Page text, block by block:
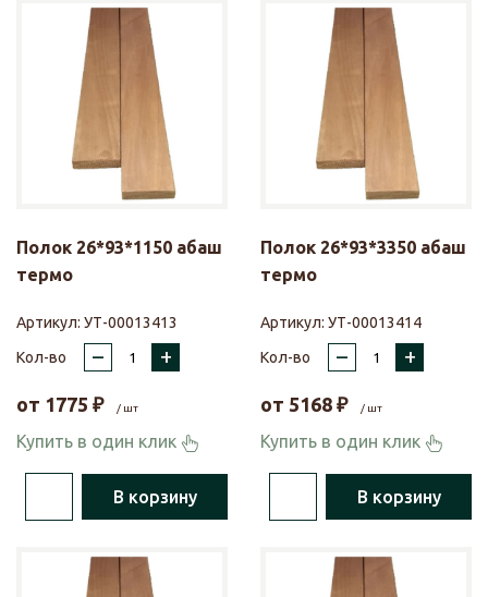
Полок 26*93*1150 абаш
термо
Артикул: УТ-00013413
Кол-во
– +
от 1775 ₽ / шт
Купить в один клик
В корзину
Полок 26*93*3350 абаш
термо
Артикул: УТ-00013414
Кол-во
– +
от 5168 ₽ / шт
Купить в один клик
В корзину